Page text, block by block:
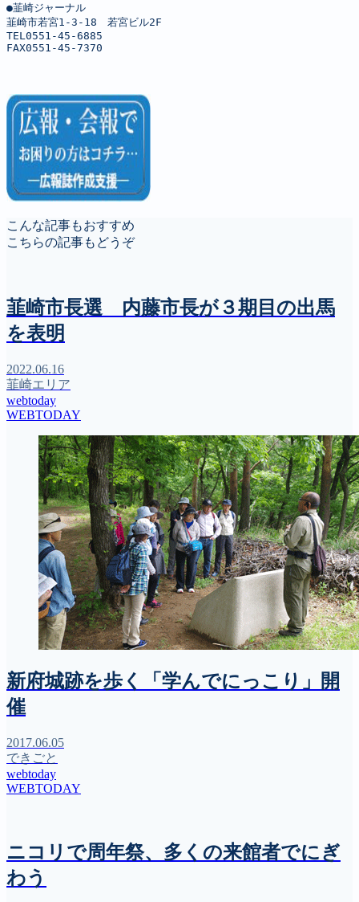
●韮崎ジャーナル
韮崎市若宮1-3-18　若宮ビル2F
TEL0551-45-6885
FAX0551-45-7370
こんな記事もおすすめ
こちらの記事もどうぞ
韮崎市長選 内藤市長が３期目の出馬
を表明
2022.06.16
韮崎エリア
webtoday
WEBTODAY
新府城跡を歩く「学んでにっこり」開
催
2017.06.05
できごと
webtoday
WEBTODAY
ニコリで周年祭、多くの来館者でにぎ
わう